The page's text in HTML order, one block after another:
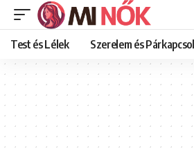
Test és Lélek Szerelem és